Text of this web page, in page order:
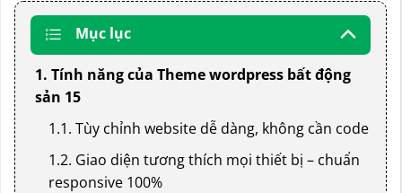
Mục lục
1. Tính năng của Theme wordpress bất động
sản 15
1.1. Tùy chỉnh website dễ dàng, không cần code
1.2. Giao diện tương thích mọi thiết bị – chuẩn
responsive 100%